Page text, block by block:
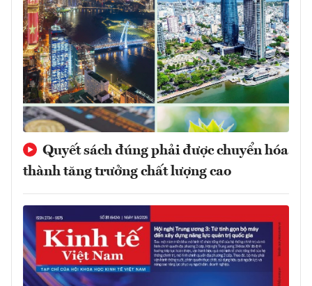
Quyết sách đúng phải được chuyển hóa
thành tăng trưởng chất lượng cao